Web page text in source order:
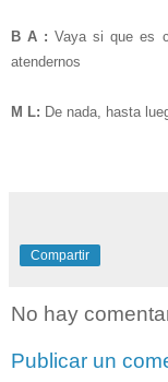
B A :Vaya si que es
atendernos
M L: De nada, hasta
Compartir
No hay
Publicar un